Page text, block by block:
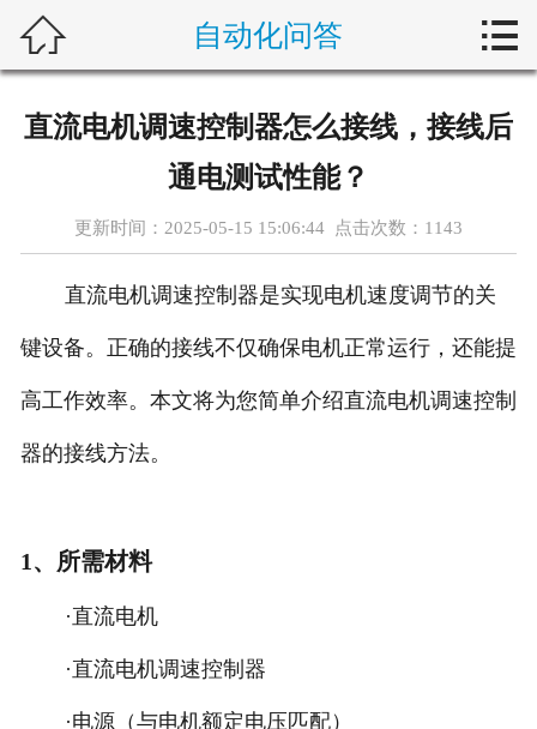
藤仓产品
合作产品
服务案例
关于我们
 自动化问答 
直流电机调速控制器怎么接线，接线后
通电测试性能？
更新时间：2025-05-15 15:06:44 点击次数： 1143
直流电机调速控制器是实现电机速度调节的关
键设备。正确的接线不仅确保电机正常运行，还能提
高工作效率。本文将为您简单介绍直流电机调速控制
器的接线方法。
1、所需材料
·直流电机
·直流电机调速控制器
·电源（与电机额定电压匹配）